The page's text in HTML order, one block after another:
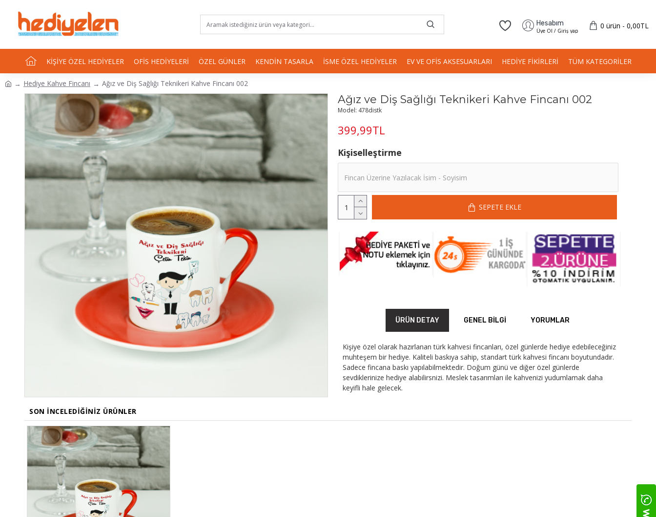
Hesabım
Üye Ol / Giriş yap
0 ürün - 0,00TL
KIŞIYE ÖZEL HEDIYELER OFIS HEDIYELERI ÖZEL GÜNLER KENDIN TASARLA İSME ÖZEL HEDIYELER EV VE OFIS AKSESUARLARI HEDIYE FIKIRLERI TÜM KATEGORILER
Hediye Kahve Fincanı Ağız ve Diş Sağlığı Teknikeri Kahve Fincanı 002
Ağız ve Diş Sağlığı Teknikeri Kahve Fincanı 002
399,99TL
Model: 478distk
Kişiselleştirme
SEPETE EKLE
ÜRÜN DETAY GENEL BILGI YORUMLAR
Kişiye özel olarak hazırlanan türk kahvesi fincanları, özel günlerde hediye edebileceğiniz
muhteşem bir hediye. Kaliteli baskıya sahip, standart türk kahvesi fincanı boyutundadır.
Sadece fincana baskı yapılabilmektedir. Doğum günü ve diğer özel günlerde
sevdiklerinize hediye alabilirsnizi. Meslek tasarımları ile kahvenizi yudumlamak daha
keyifli hale gelecek.
SON İNCELEDIĞINIZ ÜRÜNLER